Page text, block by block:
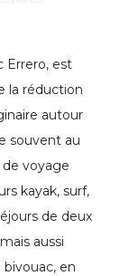
Errero, est
la réduction
autour
souvent au
voyage
kayak, surf,
de deux
aussi
en